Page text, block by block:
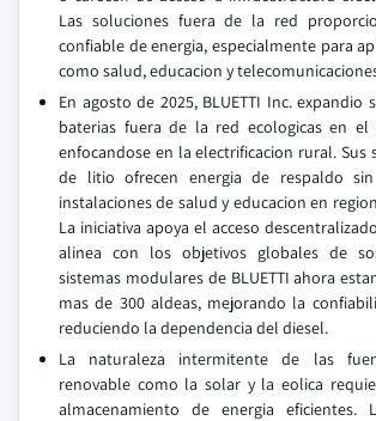
Las soluciones fuera de la red
confiable de energia, especialmente para
como salud, educacion y
En agosto de 2025, BLUETTI Inc. expandio
baterias fuera de la red ecologicas en el
enfocandose en la electrificacion rural. Sus
de litio ofrecen energia de respaldo sin
instalaciones de salud y educacion en
La iniciativa apoya el acceso
alinea con los objetivos globales de
sistemas modulares de BLUETTI ahora
mas de 300 aldeas, mejorando la
reduciendo la dependencia del diesel.
La naturaleza intermitente de las
renovable como la solar y la eolica
almacenamiento de energia eficientes.